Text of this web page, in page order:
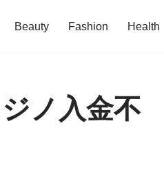
Beauty Fashion Health
ノ入金不